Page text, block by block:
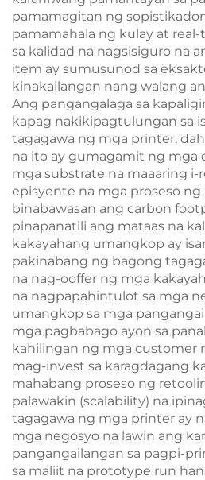
pamamagitan ng
pamamahala ng kulay at
sa kalidad na nagsisiguro na
item ay sumusunod sa
kinakailangan nang walang
Ang pangangalaga sa
kapag nakikipagtulungan sa
tagagawa ng mga printer,
na ito ay gumagamit ng mga
mga substrate na maaaring i-
episyente na mga proseso
binabawasan ang carbon
pinapanatili ang mataas na
kakayahang umangkop ay
pakinabang ng bagong
na nag-ooffer ng mga
na nagpapahintulot sa mga
umangkop sa mga
mga pagbabago ayon sa
kahilingan ng mga customer
mag-invest sa karagdagang
mahabang proseso ng
palawakin (scalability) na
tagagawa ng mga printer ay
mga negosyo na lawin ang
pangangailangan sa pagpi-
sa maliit na prototype run